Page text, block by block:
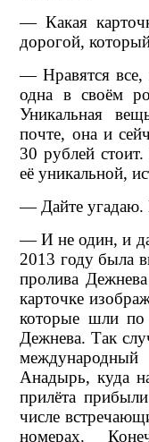
— Какая
дорогой,
— Нравятся все,
одна в своём
Уникальная
почте, она и
30 рублей
её уникальной,
— Дайте угадаю.
— И не один, и
2013 году была
пролива
карточке
которые шли по
Дежнева. Так
Анадырь, куда
прилёта
числе
номерах.